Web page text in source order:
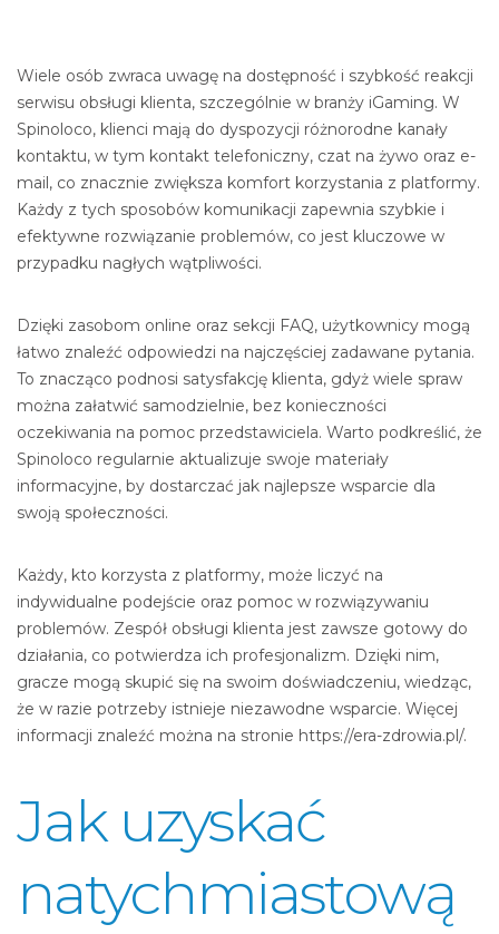
Wiele osób zwraca uwagę na dostępność i szybkość reakcji
serwisu obsługi klienta, szczególnie w branży iGaming. W
Spinoloco, klienci mają do dyspozycji różnorodne kanały
kontaktu, w tym kontakt telefoniczny, czat na żywo oraz e-
mail, co znacznie zwiększa komfort korzystania z platformy.
Każdy z tych sposobów komunikacji zapewnia szybkie i
efektywne rozwiązanie problemów, co jest kluczowe w
przypadku nagłych wątpliwości.
Dzięki zasobom online oraz sekcji FAQ, użytkownicy mogą
łatwo znaleźć odpowiedzi na najczęściej zadawane pytania.
To znacząco podnosi satysfakcję klienta, gdyż wiele spraw
można załatwić samodzielnie, bez konieczności
oczekiwania na pomoc przedstawiciela. Warto podkreślić, że
Spinoloco regularnie aktualizuje swoje materiały
informacyjne, by dostarczać jak najlepsze wsparcie dla
swoją społeczności.
Każdy, kto korzysta z platformy, może liczyć na
indywidualne podejście oraz pomoc w rozwiązywaniu
problemów. Zespół obsługi klienta jest zawsze gotowy do
działania, co potwierdza ich profesjonalizm. Dzięki nim,
gracze mogą skupić się na swoim doświadczeniu, wiedząc,
że w razie potrzeby istnieje niezawodne wsparcie. Więcej
informacji znaleźć można na stronie https://era-zdrowia.pl/.
Jak uzyskać
natychmiastową